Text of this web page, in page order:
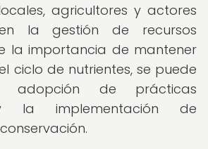
agricultores y actores
la gestión de recursos
la importancia de mantener
ciclo de nutrientes, se puede
adopción de prácticas
la implementación de